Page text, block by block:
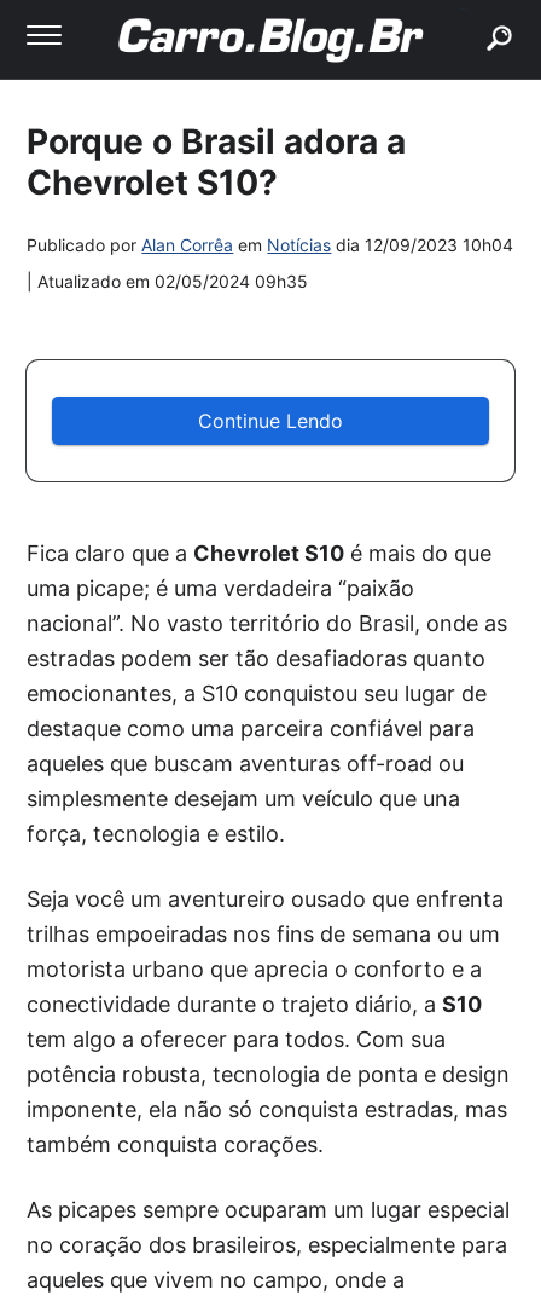
Porque o Brasil adora a
Chevrolet S10?
Publicado porAlan Corrêa em Notícias dia12/09/2023 10h04
| Atualizado em02/05/2024 09h35
Continue Lendo
Fica claro que a Chevrolet S10 é mais do que
uma picape; é uma verdadeira “paixão
nacional”. No vasto território do Brasil, onde as
estradas podem ser tão desafiadoras quanto
emocionantes, a S10 conquistou seu lugar de
destaque como uma parceira confiável para
aqueles que buscam aventuras off-road ou
simplesmente desejam um veículo que una
força, tecnologia e estilo.
Seja você um aventureiro ousado que enfrenta
trilhas empoeiradas nos fins de semana ou um
motorista urbano que aprecia o conforto e a
conectividade durante o trajeto diário, aS10
tem algo a oferecer para todos. Com sua
potência robusta, tecnologia de ponta e design
imponente, ela não só conquista estradas, mas
também conquista corações.
As picapes sempre ocuparam um lugar especial
no coração dos brasileiros, especialmente para
aqueles que vivem no campo, onde a